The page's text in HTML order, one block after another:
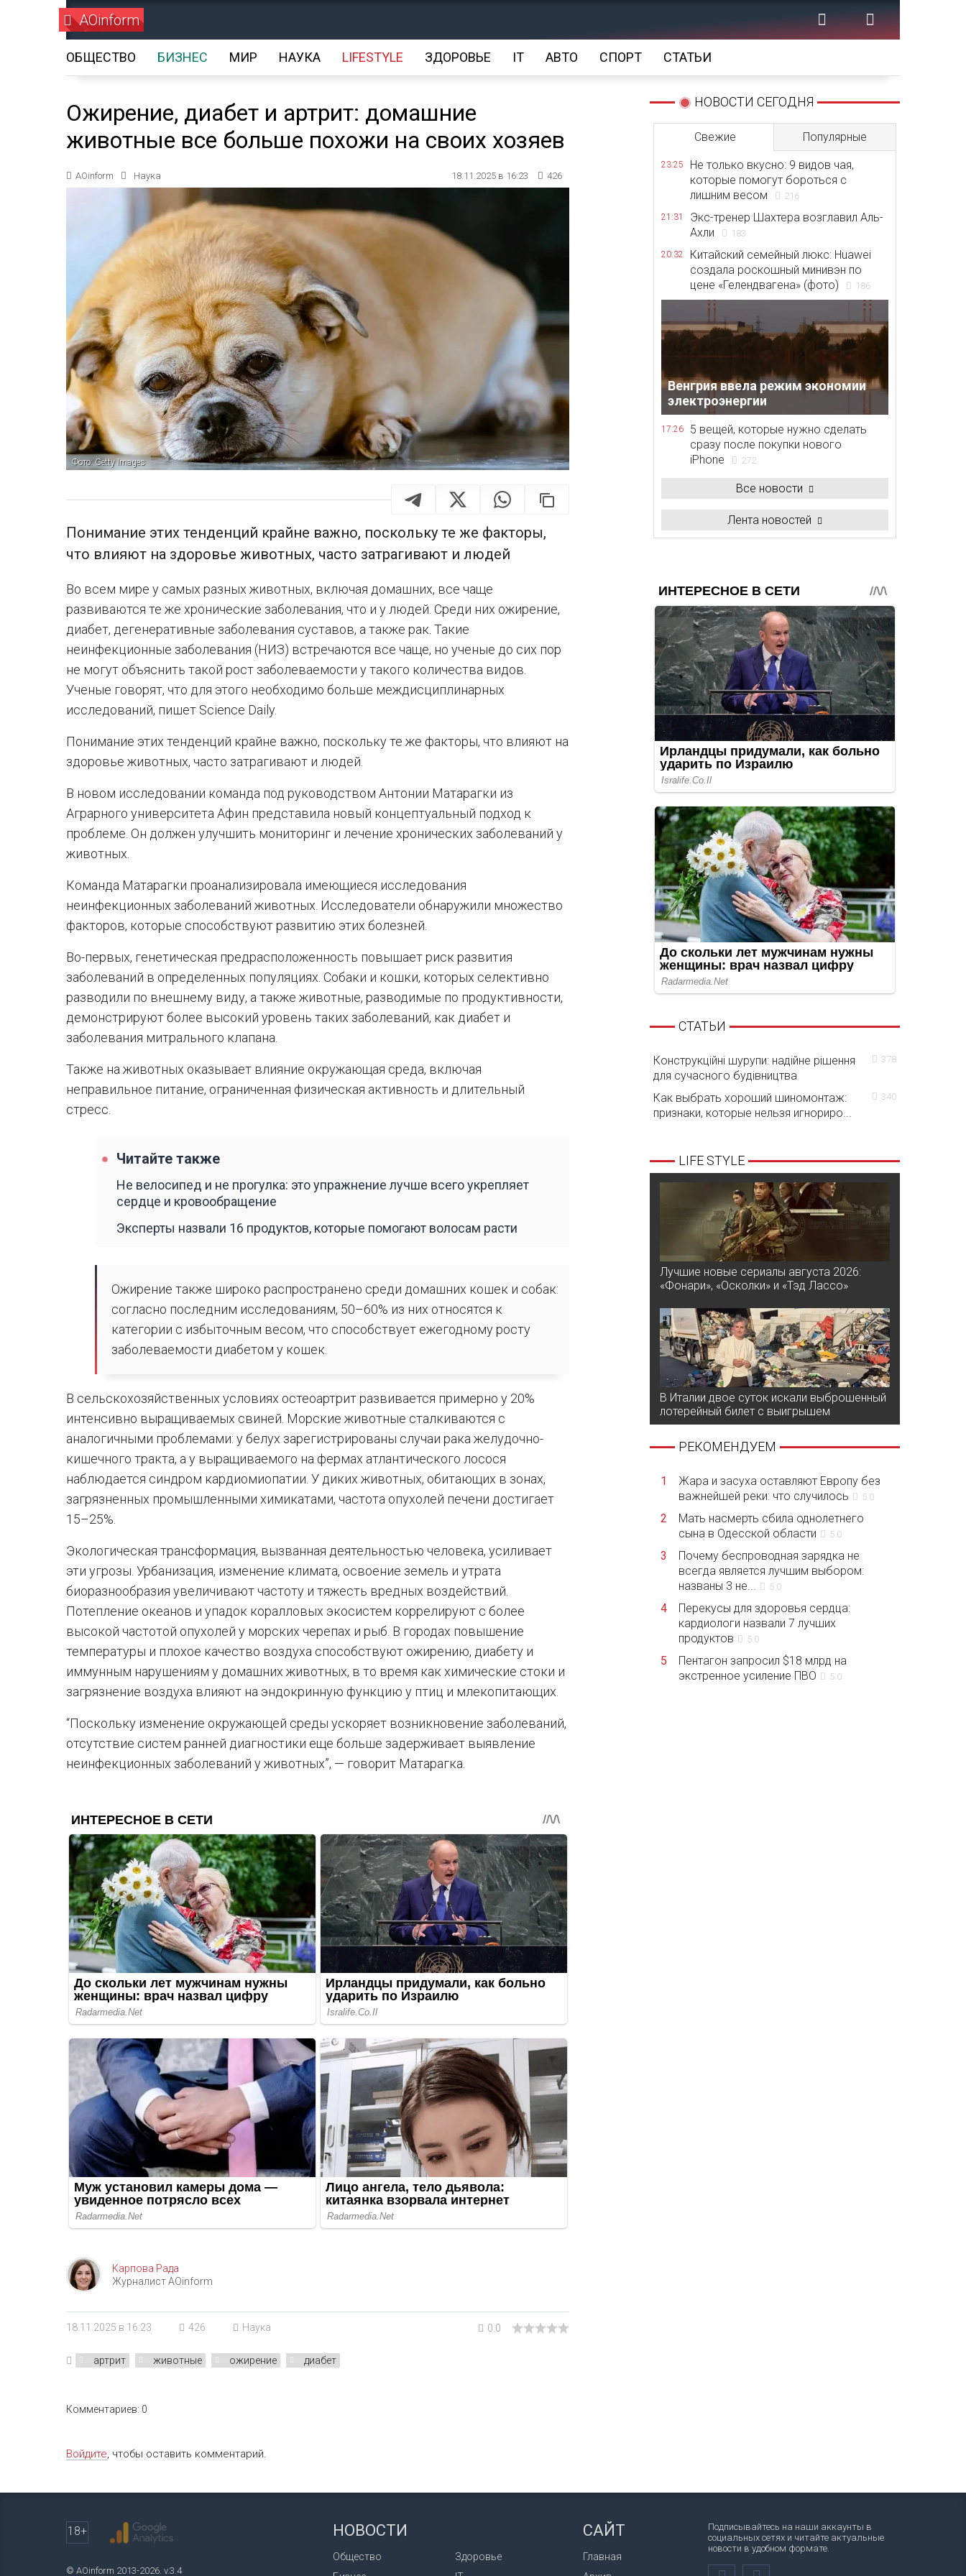
AOinform
ОБЩЕСТВО БИЗНЕС МИР НАУКА LIFESTYLE ЗДОРОВЬЕ IT АВТО СПОРТ СТАТЬИ
Ожирение, диабет и артрит: домашние
животные все больше похожи на своих хозяев
AOinform Наука 18.11.2025 в 16:23 426
Фото: Getty Images
Понимание этих тенденций крайне важно, поскольку те же факторы,
что влияют на здоровье животных, часто затрагивают и людей
Во всем мире у самых разных животных, включая домашних, все чаще
развиваются те же хронические заболевания, что и у людей. Среди них ожирение,
диабет, дегенеративные заболевания суставов, а также рак. Такие
неинфекционные заболевания (НИЗ) встречаются все чаще, но ученые до сих пор
не могут объяснить такой рост заболеваемости у такого количества видов.
Ученые говорят, что для этого необходимо больше междисциплинарных
исследований, пишет Science Daily.
Понимание этих тенденций крайне важно, поскольку те же факторы, что влияют на
здоровье животных, часто затрагивают и людей.
В новом исследовании команда под руководством Антонии Матарагки из
Аграрного университета Афин представила новый концептуальный подход к
проблеме. Он должен улучшить мониторинг и лечение хронических заболеваний у
животных.
Команда Матарагки проанализировала имеющиеся исследования
неинфекционных заболеваний животных. Исследователи обнаружили множество
факторов, которые способствуют развитию этих болезней.
Во-первых, генетическая предрасположенность повышает риск развития
заболеваний в определенных популяциях. Собаки и кошки, которых селективно
разводили по внешнему виду, а также животные, разводимые по продуктивности,
демонстрируют более высокий уровень таких заболеваний, как диабет и
заболевания митрального клапана.
Также на животных оказывает влияние окружающая среда, включая
неправильное питание, ограниченная физическая активность и длительный
стресс.
Читайте также
Не велосипед и не прогулка: это упражнение лучше всего укрепляет
сердце и кровообращение
Эксперты назвали 16 продуктов, которые помогают волосам расти
Ожирение также широко распространено среди домашних кошек и собак:
согласно последним исследованиям, 50–60% из них относятся к
категории с избыточным весом, что способствует ежегодному росту
заболеваемости диабетом у кошек.
В сельскохозяйственных условиях остеоартрит развивается примерно у 20%
интенсивно выращиваемых свиней. Морские животные сталкиваются с
аналогичными проблемами: у белух зарегистрированы случаи рака желудочно-
кишечного тракта, а у выращиваемого на фермах атлантического лосося
наблюдается синдром кардиомиопатии. У диких животных, обитающих в зонах,
загрязненных промышленными химикатами, частота опухолей печени достигает
15–25%.
Экологическая трансформация, вызванная деятельностью человека, усиливает
эти угрозы. Урбанизация, изменение климата, освоение земель и утрата
биоразнообразия увеличивают частоту и тяжесть вредных воздействий.
Потепление океанов и упадок коралловых экосистем коррелируют с более
высокой частотой опухолей у морских черепах и рыб. В городах повышение
температуры и плохое качество воздуха способствуют ожирению, диабету и
иммунным нарушениям у домашних животных, в то время как химические стоки и
загрязнение воздуха влияют на эндокринную функцию у птиц и млекопитающих.
“Поскольку изменение окружающей среды ускоряет возникновение заболеваний,
отсутствие систем ранней диагностики еще больше задерживает выявление
неинфекционных заболеваний у животных”, — говорит Матарагка.
Карпова Рада
Журналист AOinform
18.11.2025 в 16:23 426 Наука 0.0
артрит животные ожирение диабет
Комментариев: 0
Войдите, чтобы оставить комментарий.
НОВОСТИ СЕГОДНЯ
Свежие Популярные
23:25
Не только вкусно: 9 видов чая,
которые помогут бороться с
лишним весом
216
21:31
Экс-тренер Шахтера возглавил Аль-
Ахли
183
20:32
Китайский семейный люкс: Huawei
создала роскошный минивэн по
цене «Гелендвагена» (фото)
186
Венгрия ввела режим экономии
электроэнергии
17:26
5 вещей, которые нужно сделать
сразу после покупки нового
iPhone
272
Все новости
Лента новостей
СТАТЬИ
Конструкційні шурупи: надійне рішення
для сучасного будівництва
378
Как выбрать хороший шиномонтаж:
признаки, которые нельзя игнориро...
340
LIFE STYLE
Лучшие новые сериалы августа 2026:
«Фонари», «Осколки» и «Тэд Лассо»
В Италии двое суток искали выброшенный
лотерейный билет с выигрышем
РЕКОМЕНДУЕМ
1
Жара и засуха оставляют Европу без
важнейшей реки: что случилось
5.0
2
Мать насмерть сбила однолетнего
сына в Одесской области
5.0
3
Почему беспроводная зарядка не
всегда является лучшим выбором:
названы 3 не...
5.0
4
Перекусы для здоровья сердца:
кардиологи назвали 7 лучших
продуктов
5.0
5
Пентагон запросил $18 млрд на
экстренное усиление ПВО
5.0
18+
© AOinform 2013-2026. v.3.4
НОВОСТИ
Общество
Здоровье
САЙТ
Главная
Подписывайтесь на наши аккаунты в
социальных сетях и читайте актуальные
новости в удобном формате.